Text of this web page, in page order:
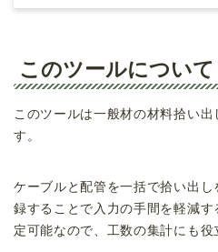
このツールについて
このツールは一般材の材料拾い
す。
ケーブルと配管を一括で拾い出
録することで入力の手間を軽減
定可能なので、工数の集計にも役